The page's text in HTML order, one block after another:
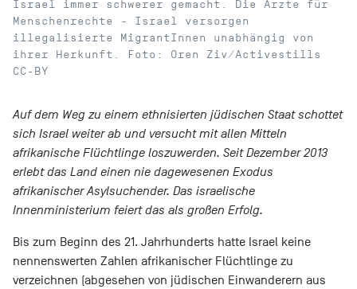
Israel immer schwerer gemacht. Die Ärzte für
Menschenrechte - Israel versorgen
illegalisierte MigrantInnen unabhängig von
ihrer Herkunft. Foto: Oren Ziv/Activestills
CC-BY
Auf dem Weg zu einem ethnisierten jüdischen Staat schottet
sich Israel weiter ab und versucht mit allen Mitteln
afrikanische Flüchtlinge loszuwerden. Seit Dezember 2013
erlebt das Land einen nie dagewesenen Exodus
afrikanischer Asylsuchender. Das israelische
Innenministerium feiert das als großen Erfolg.
Bis zum Beginn des 21. Jahrhunderts hatte Israel keine
nennenswerten Zahlen afrikanischer Flüchtlinge zu
verzeichnen (abgesehen von jüdischen Einwanderern aus